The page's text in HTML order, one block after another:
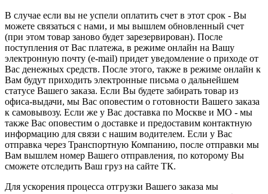
В случае если вы не успели оплатить счет в этот срок - Вы
можете связаться с нами, и мы вышлем обновленный счет
(при этом товар заново будет зарезервирован). После
поступления от Вас платежа, в режиме онлайн на Вашу
электронную почту (e-mail) придет уведомление о приходе от
Вас денежных средств. После этого, также в режиме онлайн к
Вам будут приходить электронные письма о дальнейшем
статусе Вашего заказа. Если Вы будете забирать товар из
офиса-выдачи, мы Вас оповестим о готовности Вашего заказа
к самовывозу. Если же у Вас доставка по Москве и МО - мы
также Вас оповестим о доставке и предоставим контактную
информацию для связи с нашим водителем. Если у Вас
отправка через Транспортную Компанию, после отправки мы
Вам вышлем номер Вашего отправления, по которому Вы
сможете отследить Ваш груз на сайте ТК.
Для ускорения процесса отгрузки Вашего заказа мы